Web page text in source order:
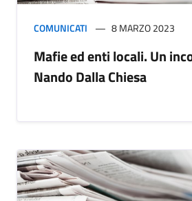
COMUNICATI 8 MARZO 2023
Mafie ed enti locali. Un
Nando Dalla Chiesa